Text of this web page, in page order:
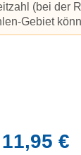
(bei der
Gebiet
Regulärer Preis:
11,95 €